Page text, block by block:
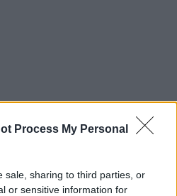
Process My Personal
sale, sharing to third parties, or
or sensitive information for